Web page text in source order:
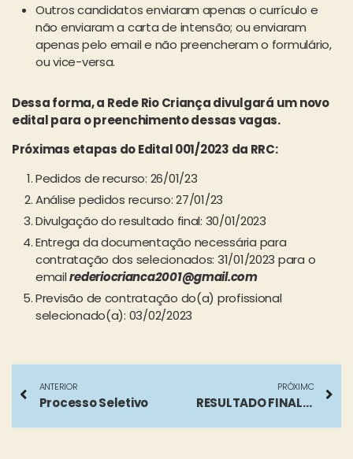
Outros candidatos enviaram apenas o currículo e
não enviaram a carta de intensão; ou enviaram
apenas pelo email e não preencheram o formulário,
ou vice-versa.
Dessa forma, a Rede Rio Criança divulgará um novo
edital para o preenchimento dessas vagas.
Próximas etapas do Edital 001/2023 da RRC:
Pedidos de recurso: 26/01/23
Análise pedidos recurso: 27/01/23
Divulgação do resultado final: 30/01/2023
Entrega da documentação necessária para
contratação dos selecionados: 31/01/2023 para o
emailrederiocrianca2001@gmail.com
Previsão de contratação do(a) profissional
selecionado(a): 03/02/2023
ANTERIOR
Processo Seletivo
PRÓXIMO
RESULTADO FINAL DO PROCESSO SELETIVO 001/2023